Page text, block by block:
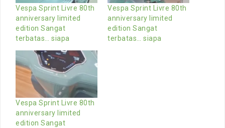
Vespa Sprint Livre 80th
anniversary limited
edition Sangat
terbatas… siapa
Vespa Sprint Livre 80th
anniversary limited
edition Sangat
terbatas… siapa
Vespa Sprint Livre 80th
anniversary limited
edition Sangat